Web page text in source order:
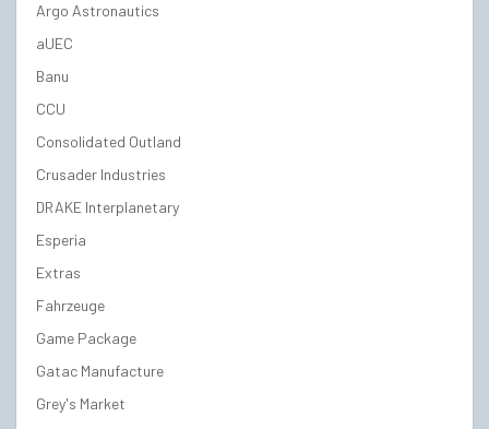
Argo Astronautics
aUEC
Banu
CCU
Consolidated Outland
Crusader Industries
DRAKE Interplanetary
Esperia
Extras
Fahrzeuge
Game Package
Gatac Manufacture
Grey's Market